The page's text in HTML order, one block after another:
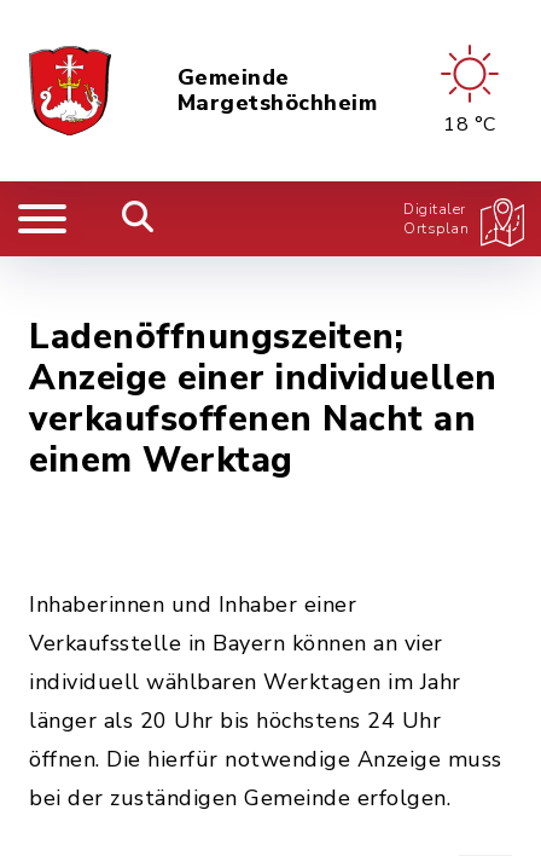
Gemeinde
Margetshöchheim
18 °C
Digitaler
Ortsplan
Ladenöffnungszeiten;
Anzeige einer individuellen
verkaufsoffenen Nacht an
einem Werktag
Inhaberinnen und Inhaber einer
Verkaufsstelle in Bayern können an vier
individuell wählbaren Werktagen im Jahr
länger als 20 Uhr bis höchstens 24 Uhr
öffnen. Die hierfür notwendige Anzeige muss
bei der zuständigen Gemeinde erfolgen.